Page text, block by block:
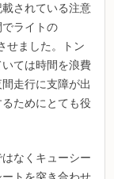
されている注意
ライトの
せました。トン
ては時間を浪費
走行に支障が出
ためにとても役
なくキューシー